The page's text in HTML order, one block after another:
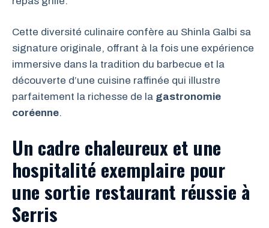
Cette diversité culinaire confère au Shinla Galbi sa
signature originale, offrant à la fois une expérience
immersive dans la tradition du barbecue et la
découverte d’une cuisine raffinée qui illustre
parfaitement la richesse de la gastronomie
coréenne.
Un cadre chaleureux et une
hospitalité exemplaire pour
une sortie restaurant réussie à
Serris